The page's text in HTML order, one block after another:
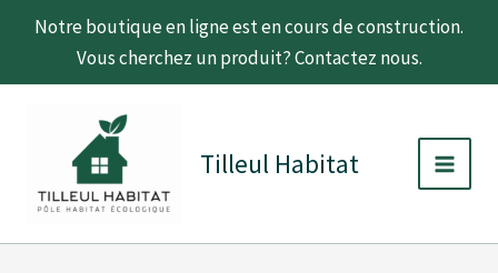
Notre boutique en ligne est en cours de construction.
Vous cherchez un produit? Contactez nous.
Aller
Tilleul Habitat